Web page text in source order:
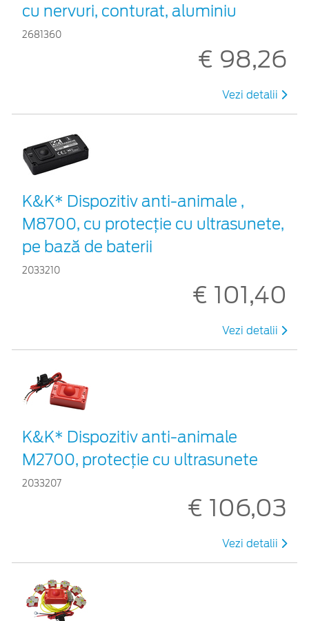
cu nervuri, conturat, aluminiu
2681360
€ 98,26
Vezi detalii
K&K* Dispozitiv anti-animale ,
M8700, cu protecție cu ultrasunete,
pe bază de baterii
2033210
€ 101,40
Vezi detalii
K&K* Dispozitiv anti-animale
M2700, protecție cu ultrasunete
2033207
€ 106,03
Vezi detalii